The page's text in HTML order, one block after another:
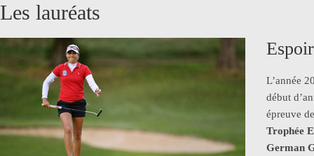
Les lauréats
L’année
début
épreuve
Trophée
German